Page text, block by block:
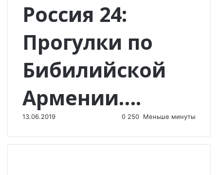
Россия 24:
Прогулки по
Бибилийской
Армении….
13.06.2019 0 250 Меньше минуты